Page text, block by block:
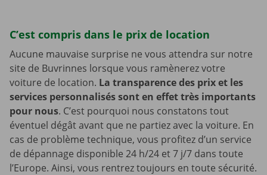
C’est compris dans le prix de location
Aucune mauvaise surprise ne vous attendra sur notre
site de Buvrinnes lorsque vous ramènerez votre
voiture de location. La transparence des prix et les
services personnalisés sont en effet très importants
pour nous. C’est pourquoi nous constatons tout
éventuel dégât avant que ne partiez avec la voiture. En
cas de problème technique, vous profitez d’un service
de dépannage disponible 24 h/24 et 7 j/7 dans toute
l’Europe. Ainsi, vous rentrez toujours en toute sécurité.